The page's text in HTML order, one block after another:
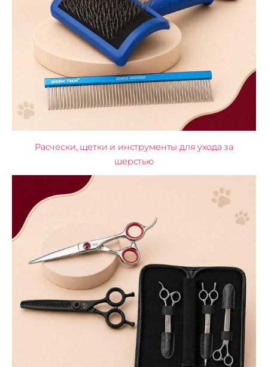
Расчески, щетки и инструменты для ухода за
шерстью